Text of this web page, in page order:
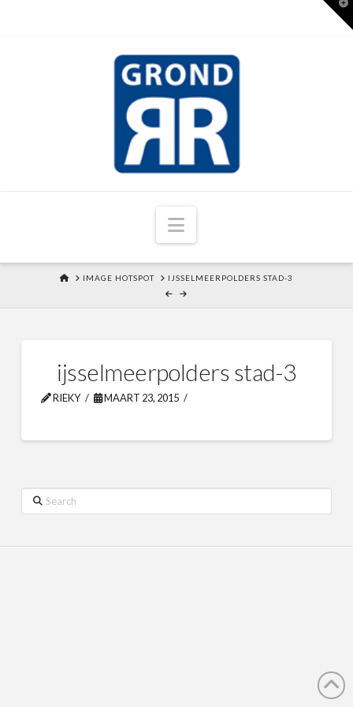
Navigation
HOMEIMAGE HOTSPOT IJSSELMEERPOLDERS STAD-3
ijsselmeerpolders stad-3
RIEKY MAART 23, 2015
Search